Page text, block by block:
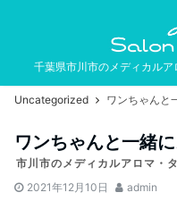
千葉県市川市のメディカルア
Uncategorized ワンちゃんと
ワンちゃんと一緒
市川市のメディカルアロマ・
2021年12月10日
admin